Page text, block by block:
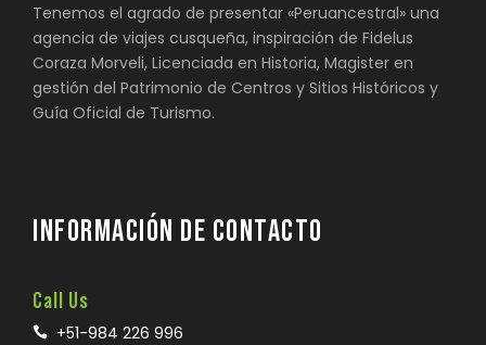
Tenemos el agrado de presentar «Peruancestral» una
agencia de viajes cusqueña, inspiración de Fidelus
Coraza Morveli, Licenciada en Historia, Magister en
gestión del Patrimonio de Centros y Sitios Históricos y
Guía Oficial de Turismo.
INFORMACIÓN DE CONTACTO
Call Us
+51-984 226 996